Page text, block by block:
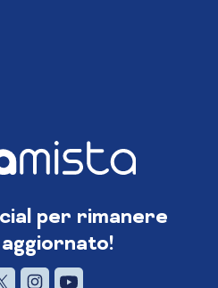
per rimanere